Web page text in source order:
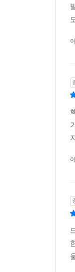
뷰
났
(……)
특
되
---
유
에너
어디
굳
이
사
수
핵
이
않
들
뭔
기
간
정
- 권
쉽
핵
추천
- 함